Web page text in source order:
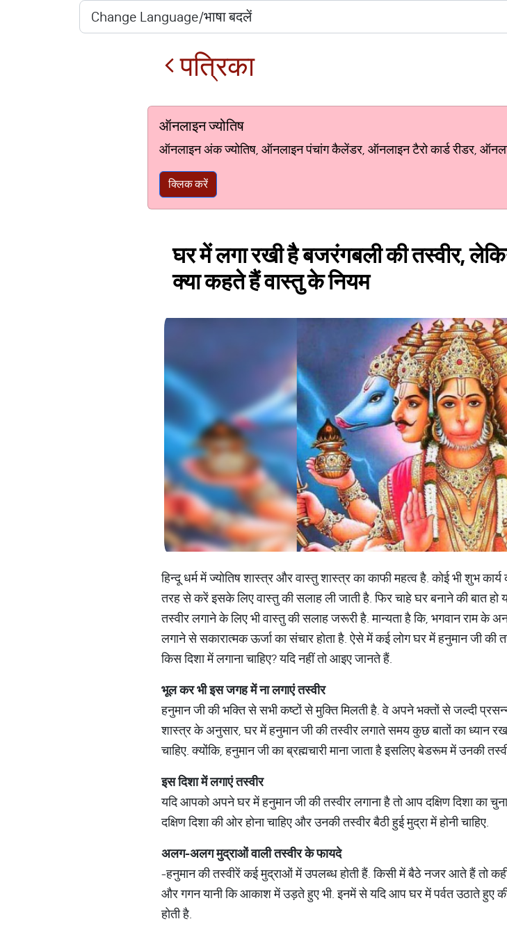
पत्रिका
ऑनलाइन ज्योतिष
ऑनलाइन अंक ज्योतिष, ऑनलाइन पंचांग कैलेंडर, ऑनलाइन टैरो कार्ड रीडर,
क्लिक करें
घर में लगा रखी है बजरंगबली की तस्वीर,
क्या कहते हैं वास्तु के नियम
हिन्दू धर्म में ज्योतिष शास्त्र और वास्तु शास्त्र का काफी महत्व है. कोई भी शुभ कार्य
तरह से करें इसके लिए वास्तु की सलाह ली जाती है. फिर चाहे घर बनाने की बात
तस्वीर लगाने के लिए भी वास्तु की सलाह जरूरी है. मान्यता है कि, भगवान राम
लगाने से सकारात्मक ऊर्जा का संचार होता है. ऐसे में कई लोग घर में हनुमान जी
किस दिशा में लगाना चाहिए? यदि नहीं तो आइए जानते हैं.
भूलकरभीइसजगह मेंनालगाएंतस्वीर
हनुमान जी की भक्ति से सभी कष्टों से मुक्ति मिलती है. वे अपने भक्तों से जल्दी
शास्त्र के अनुसार, घर में हनुमान जी की तस्वीर लगाते समय कुछ बातों का ध्यान
चाहिए. क्योंकि, हनुमान जी का ब्रह्मचारी माना जाता है इसलिए बेडरूम में उनकी
इसदिशामेंलगाएंतस्वीर
यदि आपको अपने घर में हनुमान जी की तस्वीर लगाना है तो आप दक्षिण दिशा का
दक्षिण दिशा की ओर होना चाहिए और उनकी तस्वीर बैठी हुई मुद्रा में होनी चाहिए.
अलग-अलगमुद्राओंवालीतस्वीरकेफायदे
-हनुमान की तस्वीरें कई मुद्राओं में उपलब्ध होती हैं. किसी में बैठे नजर आते हैं तो
और गगन यानी कि आकाश में उड़ते हुए भी. इनमें से यदि आप घर में पर्वत उठाते हुए
होती है.